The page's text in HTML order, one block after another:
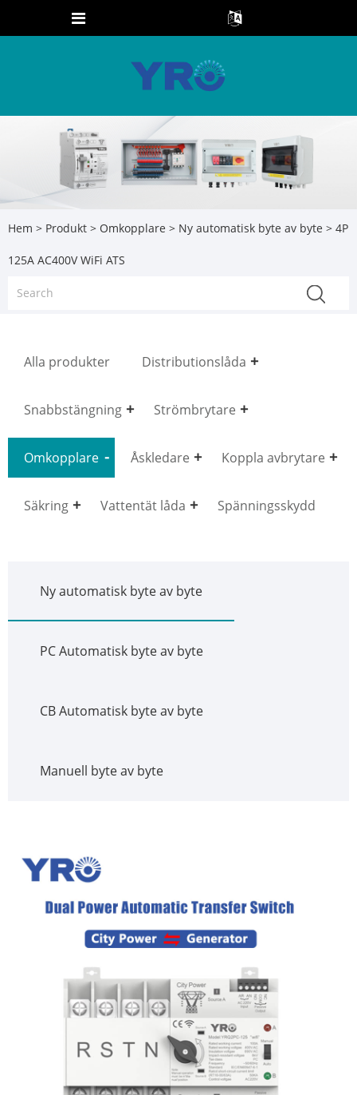
Hem > Produkt > Omkopplare > Ny automatisk byte av byte > 4P
125A AC400V WiFi ATS
Alla produkter Distributionslåda
Snabbstängning Strömbrytare
Omkopplare Åskledare Koppla avbrytare
Säkring Vattentät låda Spänningsskydd
Ny automatisk byte av byte
PC Automatisk byte av byte
CB Automatisk byte av byte
Manuell byte av byte